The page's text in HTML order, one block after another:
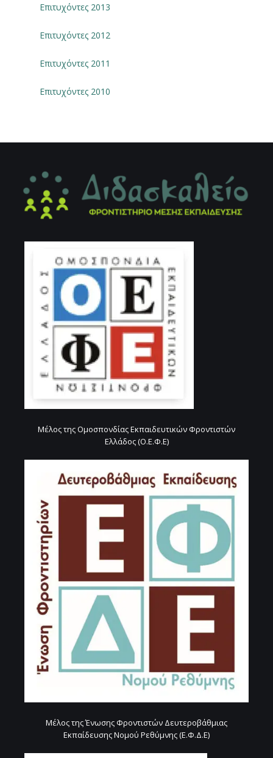
Επιτυχόντες 2013
Επιτυχόντες 2012
Επιτυχόντες 2011
Επιτυχόντες 2010
Μέλος της Ομοσπονδίας Εκπαιδευτικών Φροντιστών
Ελλάδος (Ο.Ε.Φ.Ε)
Μέλος της Ένωσης Φροντιστών Δευτεροβάθμιας
Εκπαίδευσης Νομού Ρεθύμνης (Ε.Φ.Δ.Ε)